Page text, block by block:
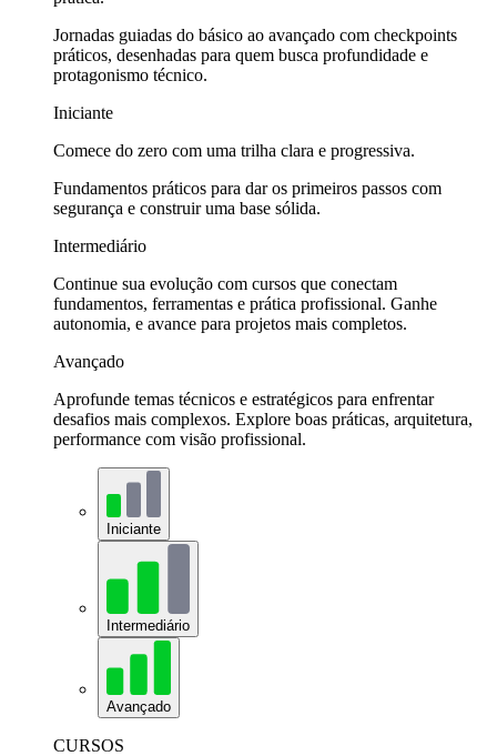
Jornadas guiadas do básico ao avançado com checkpoints
práticos, desenhadas para quem busca profundidade e
protagonismo técnico.
Iniciante
Comece do zero com uma trilha clara e progressiva.
Fundamentos práticos para dar os primeiros passos com
segurança e construir uma base sólida.
Intermediário
Continue sua evolução com cursos que conectam
fundamentos, ferramentas e prática profissional. Ganhe
autonomia, e avance para projetos mais completos.
Avançado
Aprofunde temas técnicos e estratégicos para enfrentar
desafios mais complexos. Explore boas práticas, arquitetura,
performance com visão profissional.
Iniciante
Intermediário
Avançado
CURSOS